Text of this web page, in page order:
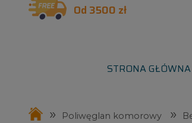
Od 3500 zł
STRONA GŁÓWNA
» Poliwęglan komorowy »